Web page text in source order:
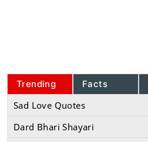
Trending Facts
Sad Love Quotes
Dard Bhari Shayari